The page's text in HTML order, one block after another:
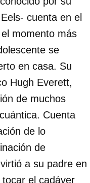
cuenta en el
momento más
se
en casa. Su
Hugh Everett,
de muchos
Cuenta
de lo
de
a su padre en
el cadáver